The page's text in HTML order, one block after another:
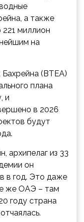
а также
миллион
на
(BTEA)
плана
и
в 2026
будут
архипелаг из 33
он
в год. Это даже
же ОАЭ – там
году страна